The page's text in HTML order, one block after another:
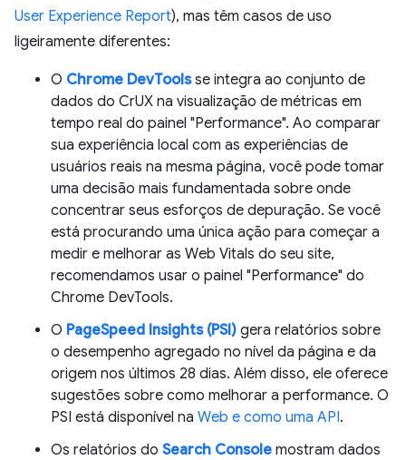
User Experience Report), mas têm casos de uso
ligeiramente diferentes:
O Chrome DevToolsse integra ao conjunto de
dados do CrUX na visualização de métricas em
tempo real do painel "Performance". Ao comparar
sua experiência local com as experiências de
usuários reais na mesma página, você pode tomar
uma decisão mais fundamentada sobre onde
concentrar seus esforços de depuração. Se você
está procurando uma única ação para começar a
medir e melhorar as Web Vitals do seu site,
recomendamos usar o painel "Performance" do
Chrome DevTools.
O PageSpeed Insights (PSI) gera relatórios sobre
o desempenho agregado no nível da página e da
origem nos últimos 28 dias. Além disso, ele oferece
sugestões sobre como melhorar a performance. O
PSI está disponível na Web e como uma API.
Os relatórios do Search Console mostram dados